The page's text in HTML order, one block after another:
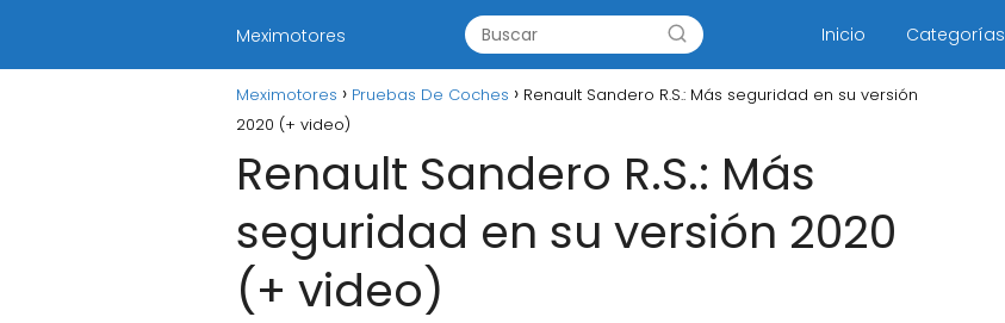
Meximotores Inicio Categorías
Meximotores Pruebas De Coches
Renault Sandero R.S.: Más seguridad en su versión
2020 (+ video)
Renault Sandero R.S.: Más
seguridad en su versión 2020
(+ video)